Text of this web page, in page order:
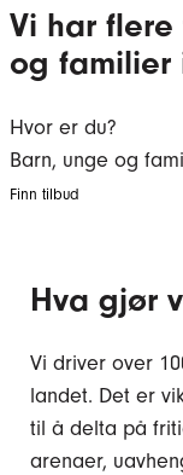
Vi har
og familier
Hvor er du?
Barn, unge og
Finn tilbud
Hva gjør
Vi driver over
landet. Det er
til å delta på
arenaer,